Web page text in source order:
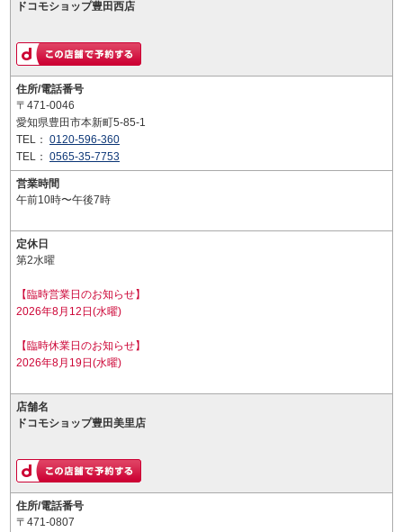
ドコモショップ豊田西店
住所/電話番号
〒471-0046
愛知県豊田市本新町5-85-1
TEL： 0120-596-360
TEL： 0565-35-7753
営業時間
午前10時〜午後7時
定休日
第2水曜
【臨時営業日のお知らせ】
2026年8月12日(水曜)
【臨時休業日のお知らせ】
2026年8月19日(水曜)
店舗名
ドコモショップ豊田美里店
住所/電話番号
〒471-0807